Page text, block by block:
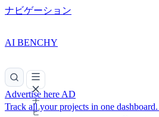
ナビゲーション
AI BENCHY
ナ
ビ
Advertise here AD
Track all your projects in one dashboard.